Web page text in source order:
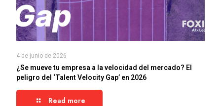
4 de junio de 2026
¿Se mueve tu empresa a la velocidad del mercado? El
peligro del ‘Talent Velocity Gap’ en 2026
Read more